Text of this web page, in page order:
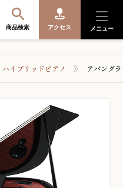
商品検索 アクセス メニュー
ハイブリッドピアノ アバング